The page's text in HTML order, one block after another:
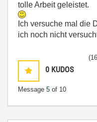
tolle Arbeit geleistet.
Ich versuche mal die
ich noch nicht
0 KUDOS
Message 5 of 10